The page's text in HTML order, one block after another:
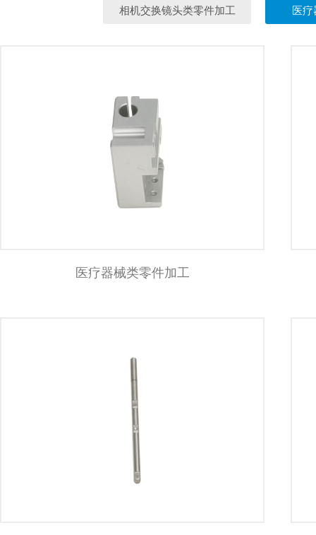
相机交换镜头类零件加工 医疗
医疗器械类零件加工